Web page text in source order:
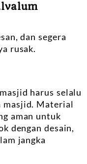
dan segera
rusak.
harus selalu
masjid. Material
aman untuk
dengan desain,
jangka